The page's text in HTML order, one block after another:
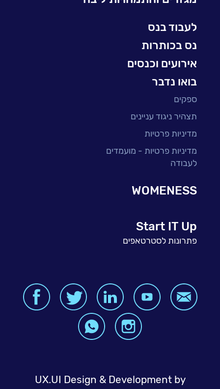
עולמות הסייבר
BI, Analytics & Big-Data
לעבוד בנס
נס בכותרות
אירועים וכנסים
בואו נדבר
ספקים
תצהיר ניגוד עניינים
מדיניות פרטיות
מדיניות פרטיות - מועמדים
לעבודה
WOMENESS
Start IT Up
פתרונות לסטרטאפים
UX.UI Design & Development by